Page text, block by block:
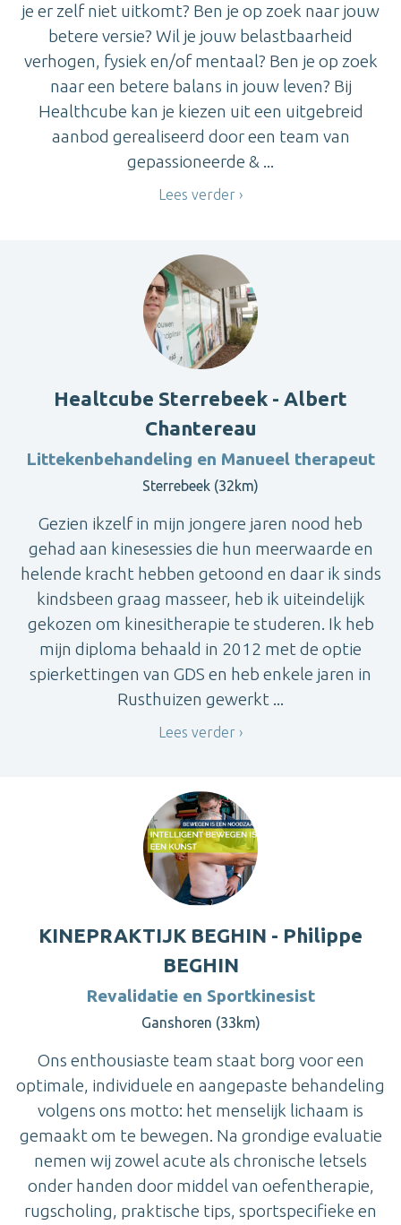
je er zelf niet uitkomt? Ben je op zoek naar jouw
betere versie? Wil je jouw belastbaarheid
verhogen, fysiek en/of mentaal? Ben je op zoek
naar een betere balans in jouw leven? Bij
Healthcube kan je kiezen uit een uitgebreid
aanbod gerealiseerd door een team van
gepassioneerde & ...
Lees verder
Healtcube Sterrebeek - Albert
Chantereau
Littekenbehandeling en Manueel therapeut
Sterrebeek (32km)
Gezien ikzelf in mijn jongere jaren nood heb
gehad aan kinesessies die hun meerwaarde en
helende kracht hebben getoond en daar ik sinds
kindsbeen graag masseer, heb ik uiteindelijk
gekozen om kinesitherapie te studeren. Ik heb
mijn diploma behaald in 2012 met de optie
spierkettingen van GDS en heb enkele jaren in
Rusthuizen gewerkt ...
Lees verder
KINEPRAKTIJK BEGHIN - Philippe
BEGHIN
Revalidatie en Sportkinesist
Ganshoren (33km)
Ons enthousiaste team staat borg voor een
optimale, individuele en aangepaste behandeling
volgens ons motto: het menselijk lichaam is
gemaakt om te bewegen. Na grondige evaluatie
nemen wij zowel acute als chronische letsels
onder handen door middel van oefentherapie,
rugscholing, praktische tips, sportspecifieke en